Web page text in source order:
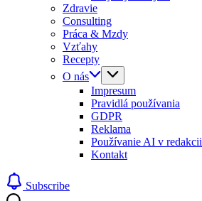
Zdravie
Consulting
Práca & Mzdy
Vzťahy
Recepty
O nás
Impresum
Pravidlá používania
GDPR
Reklama
Používanie AI v redakcii
Kontakt
Subscribe